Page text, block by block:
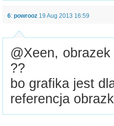
6: powrooz 19 Aug 2013 16:59
@Xeen,
??
bo grafika jest
referencja